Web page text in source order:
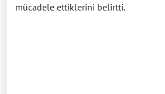
mücadele ettiklerini belirtti.